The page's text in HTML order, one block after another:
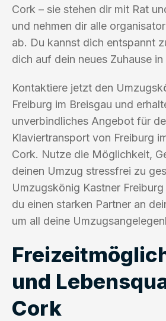
Cork – sie stehen dir mit Rat
und nehmen dir alle
ab. Du kannst dich entspannt
dich auf dein neues Zuhause
Kontaktiere jetzt den
Freiburg im Breisgau und
unverbindliches Angebot für
Klaviertransport von Freiburg
Cork. Nutze die Möglichkeit,
deinen Umzug stressfrei zu
Umzugskönig Kastner
du einen starken Partner an
um all deine
und
Cork